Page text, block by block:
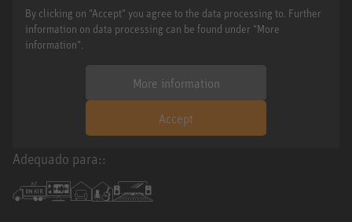
By clicking on "Accept" you agree to the data processing to. Further
information on data processing can be found under "More
information".
More information
Accept
Adequado para::